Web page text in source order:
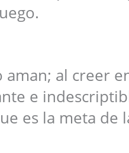
aman; al creer
e
es la meta de